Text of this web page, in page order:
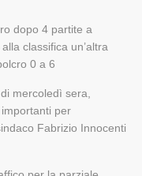
dopo 4 partite a
classifica un’altra
0 a 6
mercoledì sera,
per
Fabrizio Innocenti